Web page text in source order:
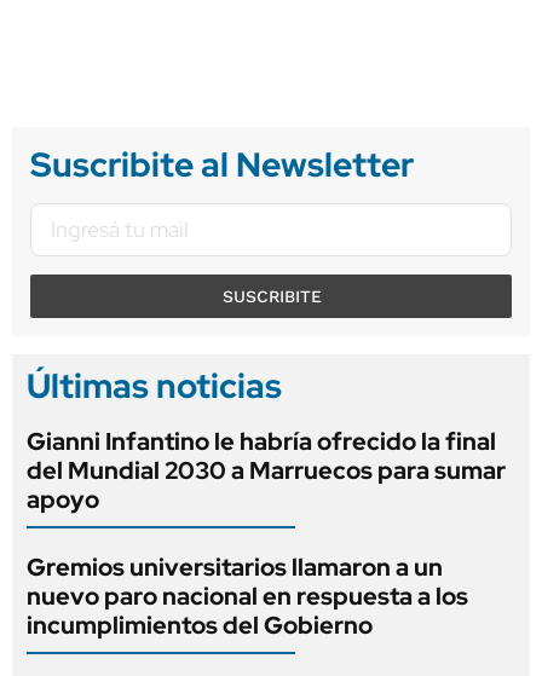
Suscribite al Newsletter
SUSCRIBITE
Últimas noticias
Gianni Infantino le habría ofrecido la final
del Mundial 2030 a Marruecos para sumar
apoyo
Gremios universitarios llamaron a un
nuevo paro nacional en respuesta a los
incumplimientos del Gobierno